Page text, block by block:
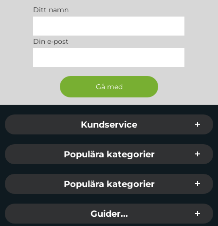
Ditt namn
Din e-post
Sidfot Blandad info och länkar
Kundservice
Populära kategorier
Populära kategorier
Guider...